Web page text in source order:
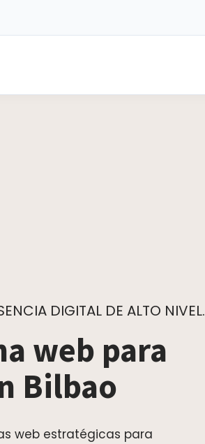
DIGITAL DE ALTO NIVEL.
web para
Bilbao
web estratégicas para